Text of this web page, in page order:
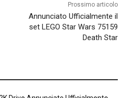
Prossimo articolo
Annunciato Ufficialmente il
set LEGO Star Wars 75159
Death Star